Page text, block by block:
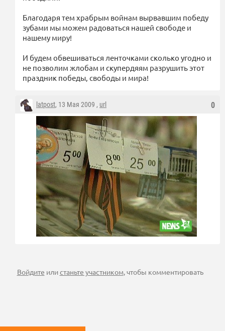
Благодаря тем храбрым войнам вырвавшим победу
зубами мы можем радоваться нашей свободе и
нашему миру!
И будем обвешиваться ленточками сколько угодно и
не позволим жлобам и скупердяям разрушить этот
праздник победы, свободы и мира!
0
latpost, 13 Мая 2009 , url
Войдите илистаньте участником, чтобы комментировать